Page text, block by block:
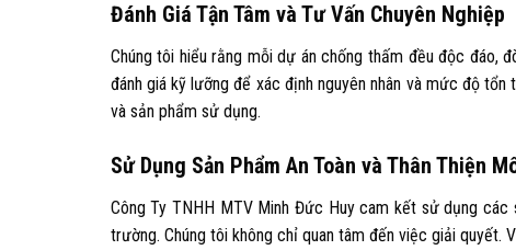
Đánh Giá Tận Tâm và Tư Vấn Chuyên Nghiệp
Chúng tôi hiểu rằng mỗi dự án chống thấm đều độc đáo,
đánh giá kỹ lưỡng để xác định nguyên nhân và mức độ
và sản phẩm sử dụng.
Sử Dụng Sản Phẩm An Toàn và Thân Thiện
Công Ty TNHH MTV Minh Đức Huy cam kết sử dụng
trường. Chúng tôi không chỉ quan tâm đến việc giải quyết.